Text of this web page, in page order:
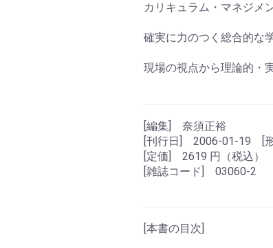
カリキュラム・マネジメ
確実に力のつく総合的な
現場の視点から理論的・
[編集] 奈須正裕
[刊行日] 2006-01-19 [
[定価] 2619 円（税込
[雑誌コード] 03060-2
[本書の目次]